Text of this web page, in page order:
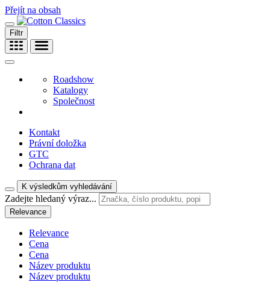
Přejít na obsah
Filtr
Roadshow
Katalogy
Společnost
Kontakt
Právní doložka
GTC
Ochrana dat
K výsledkům vyhledávání
Zadejte hledaný výraz...
Relevance
Relevance
Cena
Cena
Název produktu
Název produktu